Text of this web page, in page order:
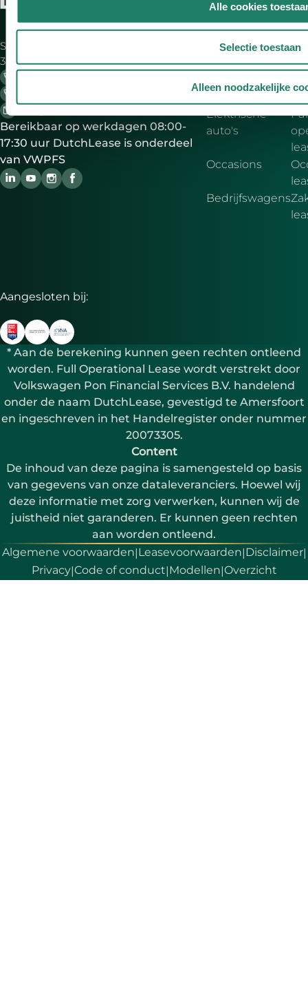
Alle cookies
Selectie toestaan
Alleen noodzakelijke
Saturnus 1
3824 ME Amersfoort
Bereikbaar op werkdagen 08:00-
17:30 uur DutchLease is onderdeel
van VWPFS
Aangesloten bij:
Alle merken
Lease deals
Elektrische
auto's
Occasions
Bedrijfswagens
* Aan de berekening kunnen geen rechten ontleend
worden. Full Operational Lease wordt verstrekt door
Volkswagen Pon Financial Services B.V. handelend
onder de naam DutchLease, gevestigd te Amersfoort
en ingeschreven in het Handelregister onder nummer
20073305.
Content
De inhoud van deze pagina is samengesteld op basis
van gegevens van onze dataleveranciers. Hoewel wij
deze informatie met zorg verwerken, kunnen wij de
juistheid niet garanderen. Er kunnen geen rechten
aan worden ontleend.
Algemene voorwaarden|Leasevoorwaarden|Disclaimer|
Privacy|Code of conduct|Modellen|Overzicht